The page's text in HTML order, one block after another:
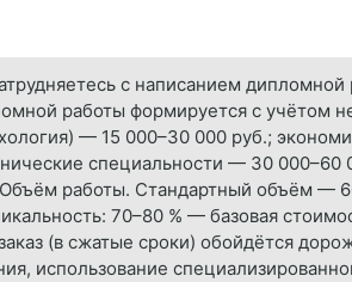
с написанием
работы формируется с учётом
— 15 000–30 000 руб.;
специальности — 30
работы. Стандартный объём —
70–80 % — базовая
(в сжатые сроки) обойдётся
использование